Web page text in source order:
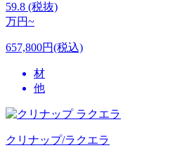
59.8 (税抜)
万円~
657,800円(税込)
材
他
クリナップ/ラクエラ